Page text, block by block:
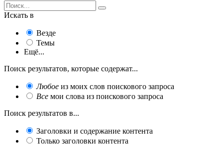
Искать в
Везде
Темы
Ещё...
Поиск результатов, которые содержат...
Любое из моих слов поискового запроса
Все мои слова из поискового запроса
Поиск результатов в...
Заголовки и содержание контента
Только заголовки контента